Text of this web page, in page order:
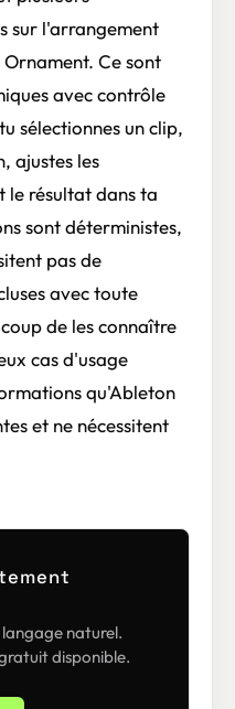
sur l'arrangement
Ce sont
avec contrôle
sélectionnes un clip,
ajustes les
le résultat dans ta
sont déterministes,
pas de
avec toute
de les connaître
cas d'usage
qu'Ableton
et ne nécessitent
naturel.
disponible.